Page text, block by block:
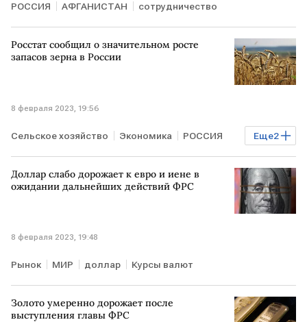
РОССИЯ АФГАНИСТАН сотрудничество
Росстат сообщил о значительном росте
запасов зерна в России
8 февраля 2023, 19:56
Еще2
Сельское хозяйство Экономика РОССИЯ
зерно запасы
Доллар слабо дорожает к евро и иене в
ожидании дальнейших действий ФРС
8 февраля 2023, 19:48
Рынок МИР доллар Курсы валют
Золото умеренно дорожает после
выступления главы ФРС